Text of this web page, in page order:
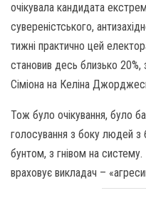
очікувала кандидата
сувереністського,
тижні практично цей
становив десь близько
Сіміона на Келіна
Тож було очікування, було
голосування з боку людей з
бунтом, з гнівом на
враховує викладач –